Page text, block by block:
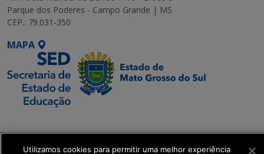
Parque dos Poderes - Campo Grande | MS
CEP.: 79.031-350
MAPA
Executiva de
Transformação Digital
Utilizamos cookies para permitir uma melhor experiência